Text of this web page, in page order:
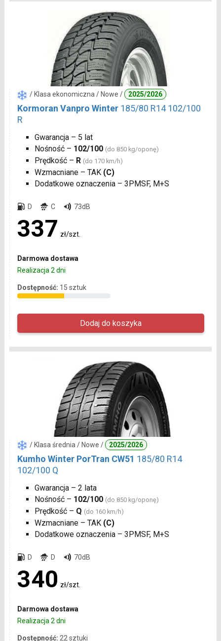
/ Klasa ekonomiczna / Nowe / 2025/2026
Kormoran Vanpro Winter 185/80 R14 102/100
R
Gwarancja – 5 lat
Nośność – 102/100 (do 850 kg/oponę)
Prędkość – R (do 170 km/h)
Wzmacniane – TAK (C)
Dodatkowe oznaczenia – 3PMSF, M+S
D C 73dB
337 zł/szt.
Darmowa dostawa
Realizacja 2 dni
Dostępność: 15 sztuk
/ Klasa średnia / Nowe / 2025/2026
Kumho Winter PorTran CW51 185/80 R14
102/100 Q
Gwarancja – 2 lata
Nośność – 102/100 (do 850 kg/oponę)
Prędkość – Q (do 160 km/h)
Wzmacniane – TAK (C)
Dodatkowe oznaczenia – 3PMSF, M+S
D D 70dB
340 zł/szt.
Darmowa dostawa
Realizacja 2 dni
Dostępność: 22 sztuki